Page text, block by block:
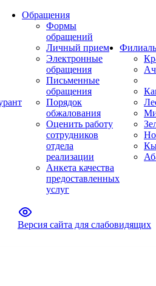
Обращения
Формы
обращений
Личный прием
Электронные
обращения
Письменные
обращения
Порядок
обжалования
Оценить работу
сотрудников
отдела
реализации
Анкета качества
предоставленных
услуг
Версия сайта для слабовидящих